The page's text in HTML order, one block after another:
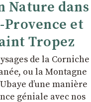
Nature dans
Provence et
Tropez
de la Corniche
ou la Montagne
dʼune manière
géniale avec nos